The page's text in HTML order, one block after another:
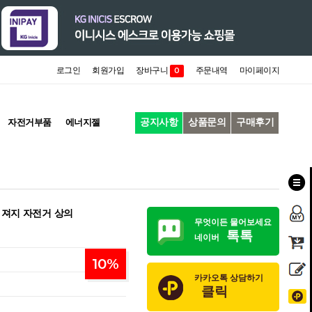
로그인 회원가입 장바구니 0 주문내역 마이페이지
자전거부품 에너지젤 공지사항 상품문의 구매후기
지 자전거 상의
10%
무엇이든 물어보세요
네이버
톡톡
카카오톡 상담하기
클릭